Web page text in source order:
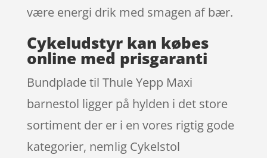
være energi drik med smagen af bær.
Cykeludstyr kan købes
online med prisgaranti
Bundplade til Thule Yepp Maxi
barnestol ligger på hylden i det store
sortiment der er i en vores rigtig gode
kategorier, nemlig Cykelstol